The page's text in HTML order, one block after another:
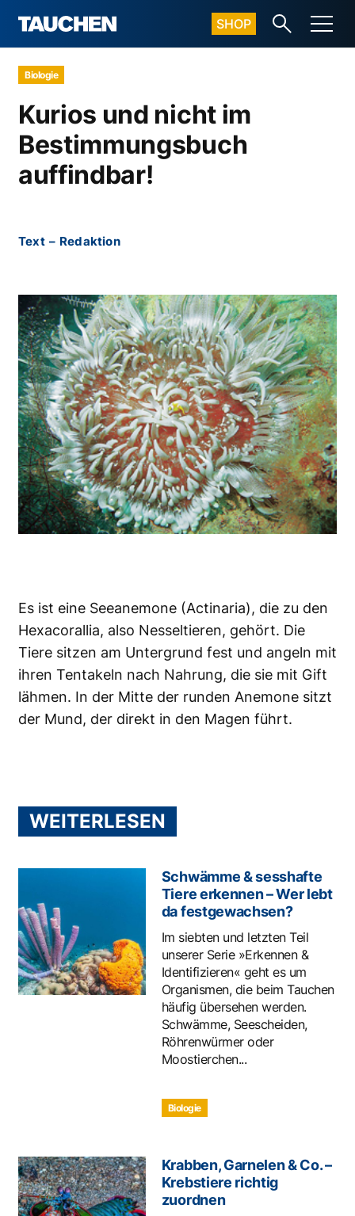
SHOP
Biologie
Kurios und nicht im
Bestimmungsbuch
auffindbar!
Text – Redaktion
Es ist eine Seeanemone (Actinaria), die zu den
Hexacorallia, also Nesseltieren, gehört. Die
Tiere sitzen am Untergrund fest und angeln mit
ihren Tentakeln nach Nahrung, die sie mit Gift
lähmen. In der Mitte der runden Anemone sitzt
der Mund, der direkt in den Magen führt.
WEITERLESEN
Schwämme & sesshafte
Tiere erkennen – Wer lebt
da festgewachsen?
Im siebten und letzten Teil
unserer Serie »Erkennen &
Identifizieren« geht es um
Organismen, die beim Tauchen
häufig übersehen werden.
Schwämme, Seescheiden,
Röhrenwürmer oder
Moostierchen...
Biologie
Krabben, Garnelen & Co. –
Krebstiere richtig
zuordnen